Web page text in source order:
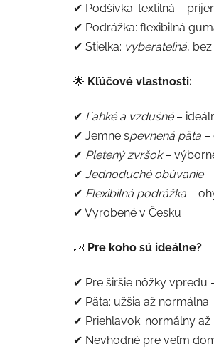
✔ Podšívka: textilná –
✔ Podrážka: flexibilná
✔ Stielka: vyberateľná,
🌟 Kľúčové vlastnosti:
✔ Ľahké a vzdušné–
✔ Jemne spevnená päta –
✔ Pletený zvršok–
✔ Jednoduché obúvanie–
✔ Flexibilná podrážka –
✔ Vyrobené v Česku
🦶 Pre koho sú ideálne?
✔ Pre širšie nôžky vpredu
✔ Päta: užšia až normálna
✔ Priehlavok: normálny až
✔ Nevhodné pre veľm